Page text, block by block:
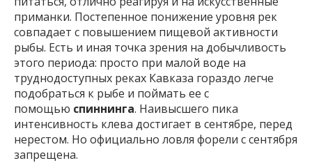
приманки. Постепенное понижение уровня рек
совпадает с повышением пищевой активности
рыбы. Есть и иная точка зрения на добычливость
этого периода: просто при малой воде на
труднодоступных реках Кавказа гораздо легче
подобраться к рыбе и поймать ее с
помощью спиннинга. Наивысшего пика
интенсивность клева достигает в сентябре, перед
нерестом. Но официально ловля форели с сентября
запрещена.